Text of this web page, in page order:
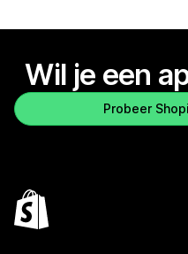
Wil je een
Probeer